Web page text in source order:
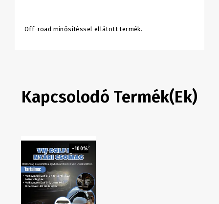
Off-road minősítéssel ellátott termék.
Kapcsolodó Termék(ek)
-100%